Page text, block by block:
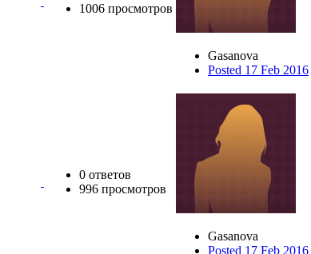
1006 просмотров
Gasanova
Posted 17 Feb 2016
0 ответов
996 просмотров
Gasanova
Posted 17 Feb 2016